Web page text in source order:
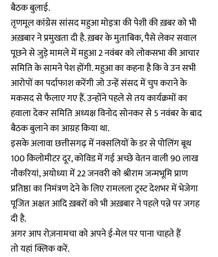
बैठक बुलाई.
तृणमूल कांग्रेस सांसद महुआ मोइत्रा की पेशी की ख़बर को भी
अख़बार ने प्रमुखता दी है. ख़बर के मुताबिक, पैसे लेकर सवाल
पूछने से जुड़े मामले में महुआ 2 नवंबर को लोकसभा की आचार
समिति के सामने पेश होंगी. महुआ का कहना है कि वे उन सभी
आरोपों का पर्दाफाश करेंगी जो उन्हें संसद में चुप कराने के
मकसद से फैलाए गए हैं. उन्होंने पहले से तय कार्यक्रमों का
हवाला देकर समिति अध्यक्ष विनोद सोनकर से 5 नवंबर के बाद
बैठक बुलाने का आग्रह किया था.
इसके अलावा छत्तीसगढ़ में नक्सलियों के डर से पोलिंग बूथ
100 किलोमीटर दूर, कोविड में गई अच्छे वेतन वाली 90 लाख
नौकरियां, अयोध्या में 22 जनवरी को श्रीराम जन्मभूमि प्राण
प्रतिष्ठा का निमंत्रण देने के लिए रामलला ट्रस्ट देशभर में भेजेगा
पूजित अक्षत आदि ख़बरों को भी अख़बार ने पहले पन्ने पर जगह
दी है.
अगर आप रोज़नामचा को अपने ई-मेल पर पाना चाहते हैं
तोयहांक्लिक करें.